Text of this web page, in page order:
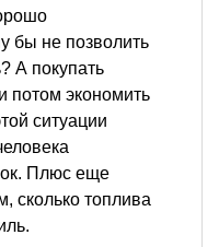
бы не позволить
А покупать
потом экономить
ситуации
Плюс еще
сколько топлива